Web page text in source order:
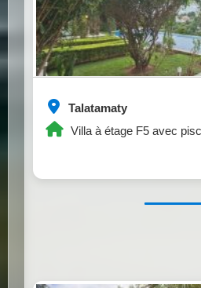
Talatamaty
Villa à étage F5 avec